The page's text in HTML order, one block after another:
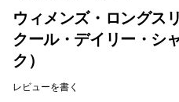
ウィメンズ・ロングス
クール・デイリー・シ
ク）
レビューを書く